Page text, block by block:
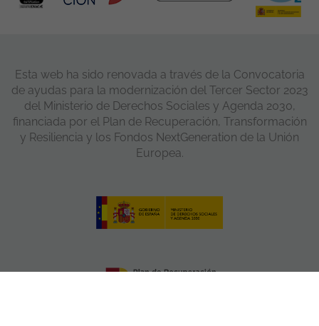
Esta web ha sido renovada a través de la Convocatoria
de ayudas para la modernización del Tercer Sector 2023
del Ministerio de Derechos Sociales y Agenda 2030,
financiada por el Plan de Recuperación, Transformación
y Resiliencia y los Fondos NextGeneration de la Unión
Europea.